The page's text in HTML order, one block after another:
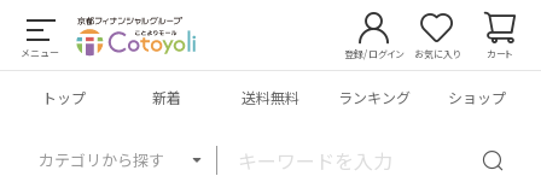
メニュー
カテゴリから探す
登録/ログイン お気に入り カート
トップ 新着 送料無料 ランキング ショップ